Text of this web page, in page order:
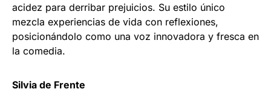
acidez para derribar prejuicios. Su estilo único
mezcla experiencias de vida con reflexiones,
posicionándolo como una voz innovadora y fresca en
la comedia.
Silvia de Frente